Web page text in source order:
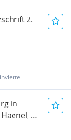
2.
in
32